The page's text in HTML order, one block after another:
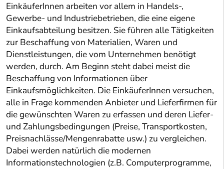
EinkäuferInnen arbeiten vor allem in Handels-,
Gewerbe- und Industriebetrieben, die eine eigene
Einkaufsabteilung besitzen. Sie führen alle Tätigkeiten
zur Beschaffung von Materialien, Waren und
Dienstleistungen, die vom Unternehmen benötigt
werden, durch. Am Beginn steht dabei meist die
Beschaffung von Informationen über
Einkaufsmöglichkeiten. Die EinkäuferInnen versuchen,
alle in Frage kommenden Anbieter und Lieferfirmen für
die gewünschten Waren zu erfassen und deren Liefer-
und Zahlungsbedingungen (Preise, Transportkosten,
Preisnachlässe/Mengenrabatte usw.) zu vergleichen.
Dabei werden natürlich die modernen
Informationstechnologien (z.B. Computerprogramme,